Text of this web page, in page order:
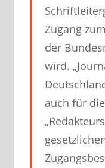
Zugang
der
wird.
auch für